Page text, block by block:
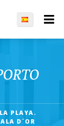
PLAYA.
D´OR